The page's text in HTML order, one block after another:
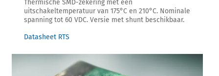
Thermische SMD-zekering met een
uitschakeltemperatuur van 175°C en 210°C. Nominale
spanning tot 60 VDC. Versie met shunt beschikbaar.
Datasheet RTS